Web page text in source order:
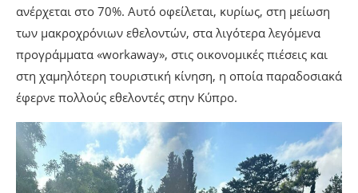
ανέρχεται στο 70%. Αυτό οφείλεται, κυρίως, στη μείωση
των μακροχρόνιων εθελοντών, στα λιγότερα λεγόμενα
προγράμματα «workaway», στις οικονομικές πιέσεις και
στη χαμηλότερη τουριστική κίνηση, η οποία παραδοσιακά
έφερνε πολλούς εθελοντές στην Κύπρο.